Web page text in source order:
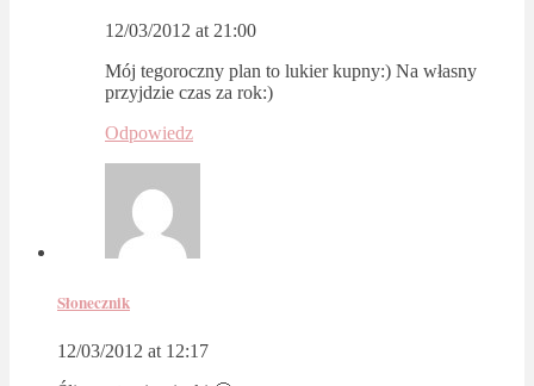
12/03/2012 at 21:00
Mój tegoroczny plan to lukier kupny:) Na własny
przyjdzie czas za rok:)
Odpowiedz
Słonecznik
12/03/2012 at 12:17